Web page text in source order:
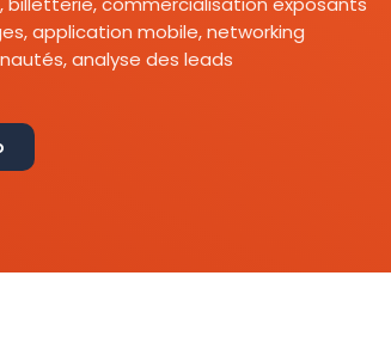
application mobile, networking
analyse des leads